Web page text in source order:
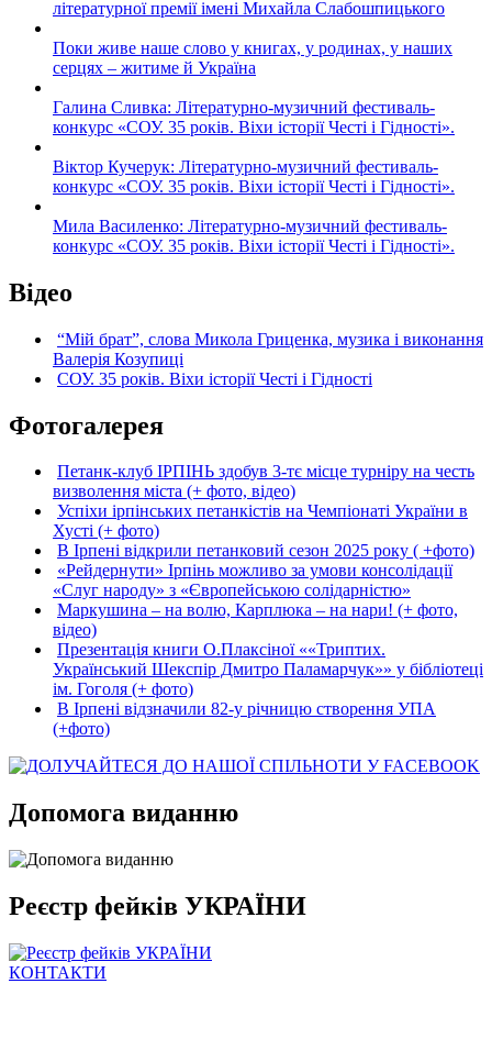
літературної премії імені Михайла Слабошпицького
Поки живе наше слово у книгах, у родинах, у наших
серцях – житиме й Україна
Галина Сливка: Літературно-музичний фестиваль-
конкурс «СОУ. 35 років. Віхи історії Честі і Гідності».
Віктор Кучерук: Літературно-музичний фестиваль-
конкурс «СОУ. 35 років. Віхи історії Честі і Гідності».
Мила Василенко: Літературно-музичний фестиваль-
конкурс «СОУ. 35 років. Віхи історії Честі і Гідності».
Відео
“Мій брат”, слова Микола Гриценка, музика і виконання
Валерія Козупиці
СОУ. 35 років. Віхи історії Честі і Гідності
Фотогалерея
Петанк-клуб ІРПІНЬ здобув 3-тє місце турніру на честь
визволення міста (+ фото, відео)
Успіхи ірпінських петанкістів на Чемпіонаті України в
Хусті (+ фото)
В Ірпені відкрили петанковий сезон 2025 року ( +фото)
«Рейдернути» Ірпінь можливо за умови консолідації
«Слуг народу» з «Європейською солідарністю»
Маркушина – на волю, Карплюка – на нари! (+ фото,
відео)
Презентація книги О.Плаксіної ««Триптих.
Український Шекспір Дмитро Паламарчук»» у бібліотеці
ім. Гоголя (+ фото)
В Ірпені відзначили 82-у річницю створення УПА
(+фото)
Допомога виданню
Реєстр фейків УКРАЇНИ
КОНТАКТИ